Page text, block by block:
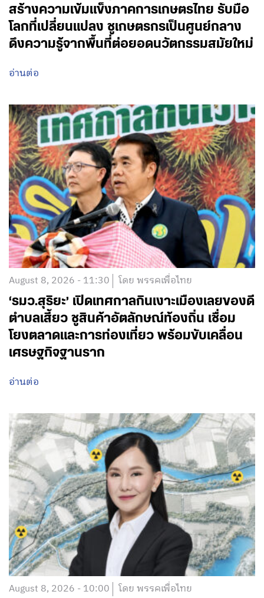
สร้างความเข้มแข็งภาคการเกษตรไทย รับมือ
โลกที่เปลี่ยนแปลง ชูเกษตรกรเป็นศูนย์กลาง
ดึงความรู้จากพื้นที่ต่อยอดนวัตกรรมสมัยใหม่
อ่านต่อ
August 8, 2026 - 11:30 โดย พรรคเพื่อไทย
‘รมว.สุริยะ’ เปิดเทศกาลกินเงาะเมืองเลยของดี
ตำบลเสี้ยว ชูสินค้าอัตลักษณ์ท้องถิ่น เชื่อม
โยงตลาดและการท่องเที่ยว พร้อมขับเคลื่อน
เศรษฐกิจฐานราก
อ่านต่อ
August 8, 2026 - 10:00 โดย พรรคเพื่อไทย